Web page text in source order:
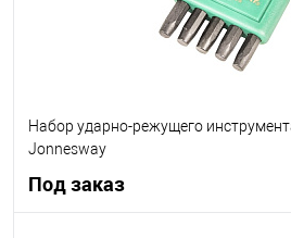
Набор ударно-режущего
Jonnesway
Под заказ